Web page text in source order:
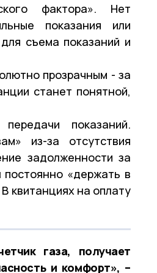
фактора». Нет
показания или
съема показаний и
прозрачным - за
станет понятной,
показаний.
из-за отсутствия
задолженности за
«держать в
квитанциях на оплату
газа, получает
и комфорт», –